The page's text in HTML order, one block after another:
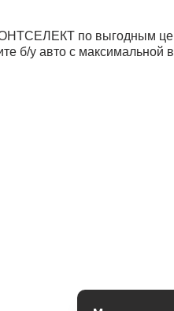
по выгодным
б/у авто с максимальной